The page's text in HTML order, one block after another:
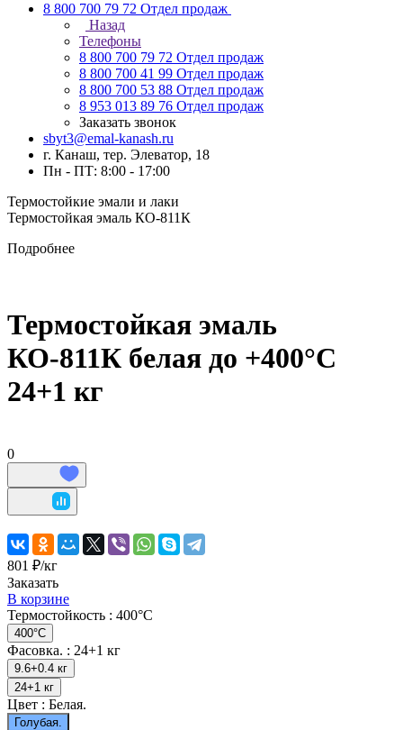
8 800 700 79 72 Отдел продаж
Назад
Телефоны
8 800 700 79 72 Отдел продаж
8 800 700 41 99 Отдел продаж
8 800 700 53 88 Отдел продаж
8 953 013 89 76 Отдел продаж
Заказать звонок
sbyt3@emal-kanash.ru
г. Канаш, тер. Элеватор, 18
Пн - ПТ: 8:00 - 17:00
Термостойкие эмали и лаки
Термостойкая эмаль КО-811К
Подробнее
Термостойкая эмаль
КО-811К белая до +400°C
24+1 кг
0
801 ₽/кг
Заказать
В корзине
Термостойкость : 400°C
400°C
Фасовка. : 24+1 кг
9.6+0.4 кг
24+1 кг
Цвет : Белая.
Голубая.